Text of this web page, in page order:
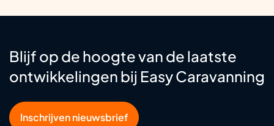
Blijf op de hoogte van de laatste
ontwikkelingen bij Easy Caravanning
Inschrijven nieuwsbrief